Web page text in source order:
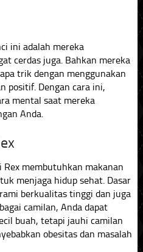
ini adalah mereka
cerdas juga. Bahkan mereka
trik dengan menggunakan
positif. Dengan cara ini,
mental saat mereka
Anda.
membutuhkan makanan
menjaga hidup sehat. Dasar
berkualitas tinggi dan juga
camilan, Anda dapat
buah, tetapi jauhi camilan
obesitas dan masalah